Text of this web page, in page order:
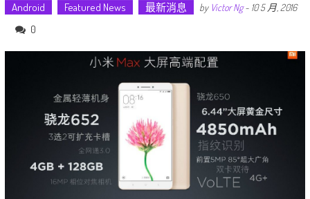
Android Featured News 最新消息 by Victor Ng- 10 5 月, 2016
0